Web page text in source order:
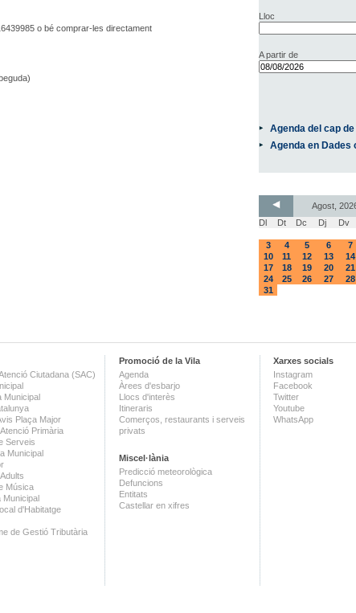
o bé comprar-les directament
Lloc
A partir de
Agenda del cap
Agenda en Dades
Agost,
Dl
Dt Dc Dj Dv
3
4 5 6 7
10
11 12 13 14
17
18 19 20 21
24
25 26 27 28
31
Ciutadana (SAC)
Municipal
Plaça Major
Primària
Serveis
Municipal
Música
Municipal
d'Habitatge
de Gestió Tributària
Promoció de la Vila
Agenda
Àrees d'esbarjo
Llocs d'interès
Itineraris
Comerços, restaurants i serveis
privats
Miscel·lània
Predicció meteorològica
Defuncions
Entitats
Castellar en xifres
Xarxes socials
Instagram
Facebook
Twitter
Youtube
WhatsApp